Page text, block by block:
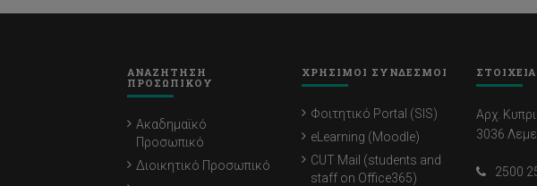
ΑΝΑΖΗΤΗΣΗ
ΠΡΟΣΩΠΙΚΟΥ
Ακαδημαϊκό
Προσωπικό
Διοικητικό Προσωπικό
ΧΡΗΣΙΜΟΙ ΣΥΝΔΕΣΜΟΙ
Φοιτητικό Portal (SIS)
eLearning (Moodle)
CUT Mail (students and
staff on Office365)
Αρχ.
3036
2500